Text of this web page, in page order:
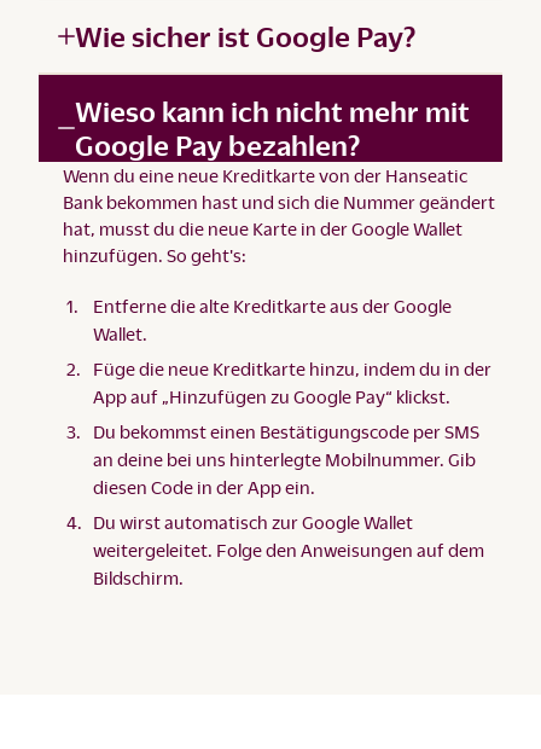
Wie sicher ist Google Pay?
Wieso kann ich nicht mehr mit
Google Pay bezahlen?
Wenn du eine neue Kreditkarte von der Hanseatic
Bank bekommen hast und sich die Nummer geändert
hat, musst du die neue Karte in der Google Wallet
hinzufügen. So geht's:
Entferne die alte Kreditkarte aus der Google
Wallet.
Füge die neue Kreditkarte hinzu, indem du in der
App auf „Hinzufügen zu Google Pay“ klickst.
Du bekommst einen Bestätigungscode per SMS
an deine bei uns hinterlegte Mobilnummer. Gib
diesen Code in der App ein.
Du wirst automatisch zur Google Wallet
weitergeleitet. Folge den Anweisungen auf dem
Bildschirm.